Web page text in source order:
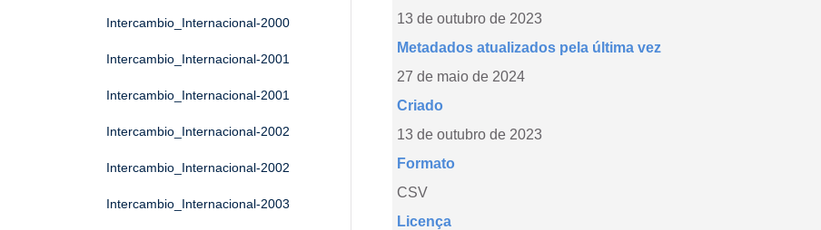
Intercambio_Internacional-2000
Intercambio_Internacional-2001
Intercambio_Internacional-2001
Intercambio_Internacional-2002
Intercambio_Internacional-2002
Intercambio_Internacional-2003
13 de outubro de 2023
Metadados atualizados pela última vez
27 de maio de 2024
Criado
13 de outubro de 2023
Formato
CSV
Licença